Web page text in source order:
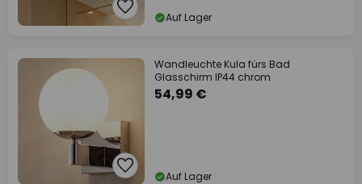
Auf Lager
Wandleuchte Kula fürs Bad
Glasschirm IP44 chrom
54,99 €
Auf Lager